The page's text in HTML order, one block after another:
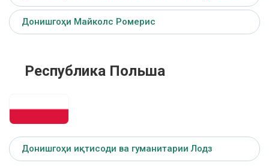
Донишгоҳи Майколс Ромерис
Республика Польша
Донишгоҳи иқтисоди ва гуманитарии Лодз